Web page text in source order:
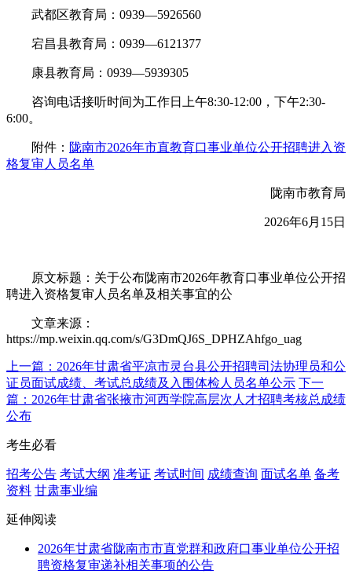
武都区教育局：0939—5926560
宕昌县教育局：0939—6121377
康县教育局：0939—5939305
咨询电话接听时间为工作日上午8:30-12:00，下午2:30-
6:00。
附件： 陇南市2026年市直教育口事业单位公开招聘进入资
格复审人员名单
陇南市教育局
2026年6月15日
原文标题： 关于公布陇南市2026年教育口事业单位公开招
聘进入资格复审人员名单及相关事宜的公
文章来源：
https://mp.weixin.qq.com/s/G3DmQJ6S_DPHZAhfgo_uag
上一篇：2026年甘肃省平凉市灵台县公开招聘司法协理员和公
证员面试成绩、考试总成绩及入围体检人员名单公示 下一
篇：2026年甘肃省张掖市河西学院高层次人才招聘考核总成绩
公布
考生必看
招考公告 考试大纲 准考证 考试时间 成绩查询 面试名单 备考
资料 甘肃事业编
延伸阅读
2026年甘肃省陇南市市直党群和政府口事业单位公开招
聘资格复审递补相关事项的公告